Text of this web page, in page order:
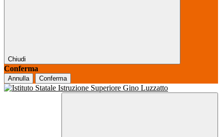
Chiudi
Conferma
Annulla Conferma